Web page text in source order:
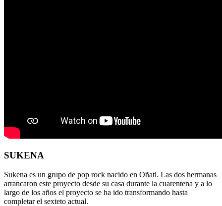
SUKENA
Sukena es un grupo de pop rock nacido en Oñati. Las dos hermanas
arrancaron este proyecto desde su casa durante la cuarentena y a lo
largo de los años el proyecto se ha ido transformando hasta
completar el sexteto actual.